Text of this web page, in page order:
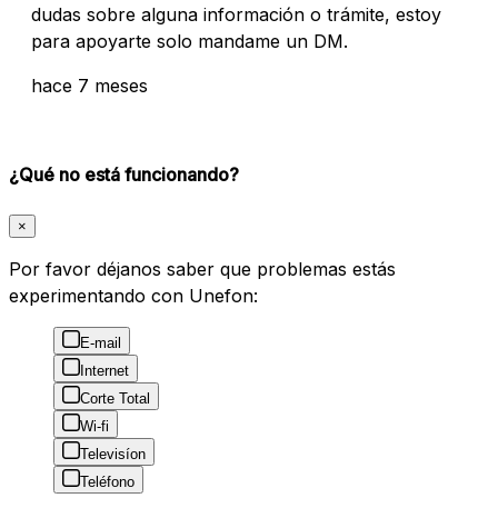
dudas sobre alguna información o trámite, estoy
para apoyarte solo mandame un DM.
hace 7 meses
¿Qué no está funcionando?
×
Por favor déjanos saber que problemas estás
experimentando con Unefon:
E-mail
Internet
Corte Total
Wi-fi
Televisíon
Teléfono